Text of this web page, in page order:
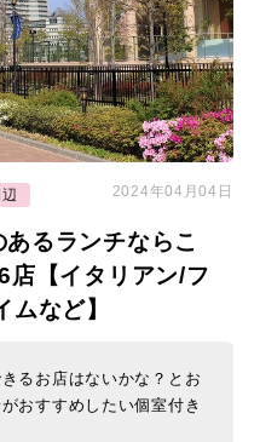
2024年04月04日
あるランチならこ
店【イタリアン/フ
など】
るお店はないかな？とお
おすすめしたい個室付き